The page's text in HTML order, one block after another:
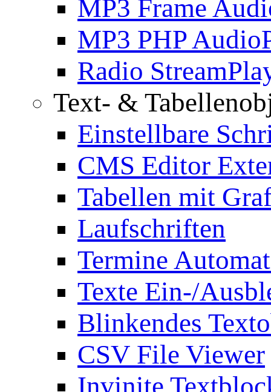
MP3 Frame
MP3 PHP
Radio
Text- &
Einstellbare
CMS Editor
Tabellen mit
Laufschriften
Termine
Texte Ein-/
Blinkendes
CSV File Viewer
Invinite